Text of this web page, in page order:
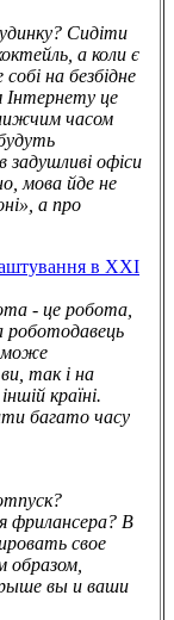
Сидіти
а коли є
на безбідне
це
часом
задушливі офіси
мова йде не
а про
в XXI
- це робота,
роботодавець
може
так і на
країні.
багато часу
фрилансера? В
свое
образом,
вы и ваши